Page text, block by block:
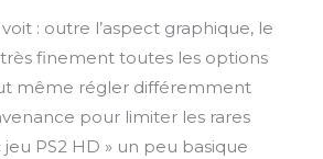
l
s
c
r
e
: outre l’aspect graphique, le
finement toutes les options
même régler différemment
pour limiter les rares
PS2 HD » un peu basique